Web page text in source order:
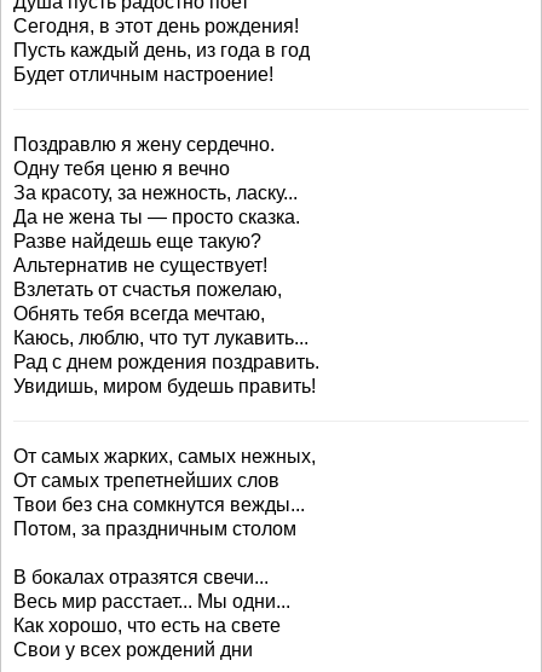
Сегодня, в этот день рождения!
Пусть каждый день, из года в год
Будет отличным настроение!
Поздравлю я жену сердечно.
Одну тебя ценю я вечно
За красоту, за нежность, ласку...
Да не жена ты — просто сказка.
Разве найдешь еще такую?
Альтернатив не существует!
Взлетать от счастья пожелаю,
Обнять тебя всегда мечтаю,
Каюсь, люблю, что тут лукавить...
Рад с днем рождения поздравить.
Увидишь, миром будешь править!
От самых жарких, самых нежных,
От самых трепетнейших слов
Твои без сна сомкнутся вежды...
Потом, за праздничным столом
В бокалах отразятся свечи...
Весь мир расстает... Мы одни...
Как хорошо, что есть на свете
Свои у всех рождений дни